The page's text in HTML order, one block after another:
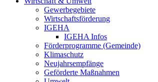
Gewerbegebiete
Wirtschaftsförderung
IGEHA
IGEHA Infos
Förderprogramme (Gemeinde)
Klimaschutz
Neujahrsempfänge
Geförderte Maßnahmen